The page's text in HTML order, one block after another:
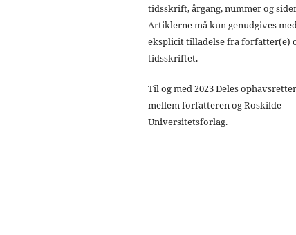
tidsskrift, årgang, nummer og
Artiklerne må kun genudgives
eksplicit tilladelse fra forfatter(e)
tidsskriftet.
Til og med 2023 Deles
mellem forfatteren og Roskilde
Universitetsforlag.